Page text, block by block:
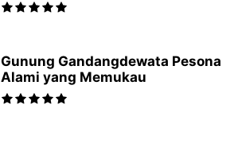
Gunung Gandangdewata Pesona
Alami yang Memukau